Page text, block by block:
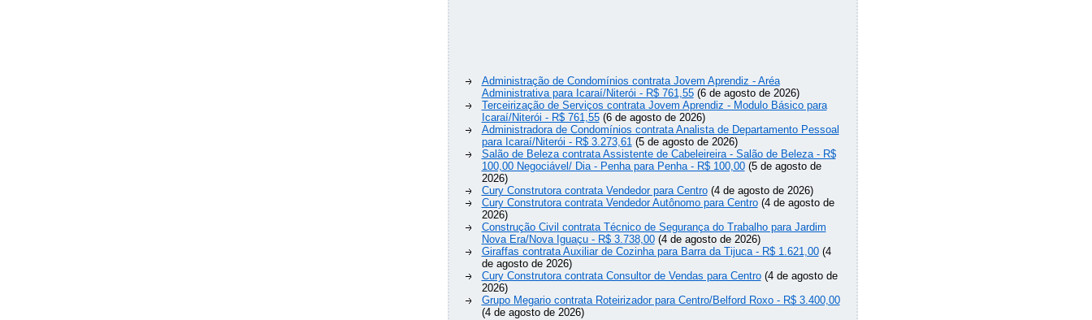
Administração de Condomínios contrata Jovem Aprendiz - Aréa
Administrativa para Icaraí/Niterói - R$ 761,55(6 de agosto de 2026)
Terceirização de Serviços contrata Jovem Aprendiz - Modulo Básico para
Icaraí/Niterói - R$ 761,55(6 de agosto de 2026)
Administradora de Condomínios contrata Analista de Departamento Pessoal
para Icaraí/Niterói - R$ 3.273,61(5 de agosto de 2026)
Salão de Beleza contrata Assistente de Cabeleireira - Salão de Beleza - R$
100,00 Negociável/ Dia - Penha para Penha - R$ 100,00(5 de agosto de
2026)
Cury Construtora contrata Vendedor para Centro(4 de agosto de 2026)
Cury Construtora contrata Vendedor Autônomo para Centro(4 de agosto de
2026)
Construção Civil contrata Técnico de Segurança do Trabalho para Jardim
Nova Era/Nova Iguaçu - R$ 3.738,00(4 de agosto de 2026)
Giraffas contrata Auxiliar de Cozinha para Barra da Tijuca - R$ 1.621,00(4
de agosto de 2026)
Cury Construtora contrata Consultor de Vendas para Centro(4 de agosto de
2026)
Grupo Megario contrata Roteirizador para Centro/Belford Roxo - R$ 3.400,00
(4 de agosto de 2026)